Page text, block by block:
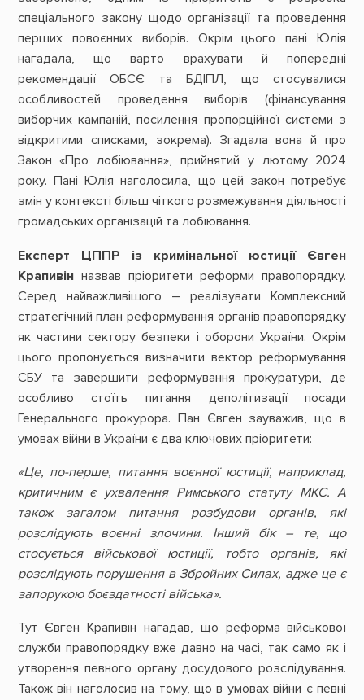
спеціального закону щодо організації та проведення
перших повоєнних виборів. Окрім цього пані Юлія
нагадала, що варто врахувати й попередні
рекомендації ОБСЄ та БДІПЛ, що стосувалися
особливостей проведення виборів (фінансування
виборчих кампаній, посилення пропорційної системи з
відкритими списками, зокрема). Згадала вона й про
Закон «Про лобіювання», прийнятий у лютому 2024
року. Пані Юлія наголосила, що цей закон потребує
змін у контексті більш чіткого розмежування діяльності
громадських організацій та лобіювання.
Експерт ЦППР із кримінальної юстиції Євген
Крапивінназвав пріоритети реформи правопорядку.
Серед найважливішого – реалізувати Комплексний
стратегічний план реформування органів правопорядку
як частини сектору безпеки і оборони України. Окрім
цього пропонується визначити вектор реформування
СБУ та завершити реформування прокуратури, де
особливо стоїть питання деполітизації посади
Генерального прокурора. Пан Євген зауважив, що в
умовах війни в України є два ключових пріоритети:
«Це, по-перше, питання воєнної юстиції, наприклад,
критичним є ухвалення Римського статуту МКС. А
також загалом питання розбудови органів, які
розслідують воєнні злочини. Інший бік – те, що
стосується військової юстиції, тобто органів, які
розслідують порушення в Збройних Силах, адже це є
запорукою боєздатності війська».
Тут Євген Крапивін нагадав, що реформа військової
служби правопорядку вже давно на часі, так само як і
утворення певного органу досудового розслідування.
Також він наголосив на тому, що в умовах війни є певні